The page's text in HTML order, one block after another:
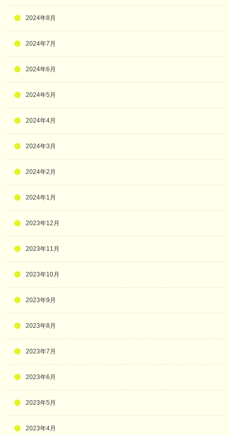
2024年8月
2024年7月
2024年6月
2024年5月
2024年4月
2024年3月
2024年2月
2024年1月
2023年12月
2023年11月
2023年10月
2023年9月
2023年8月
2023年7月
2023年6月
2023年5月
2023年4月